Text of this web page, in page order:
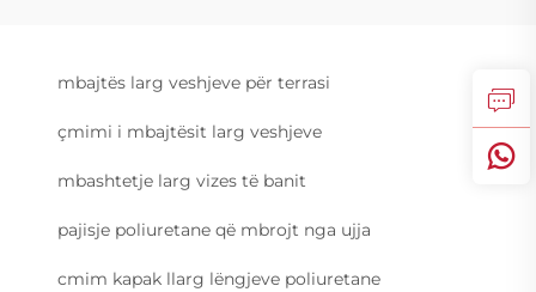
mbajtës larg veshjeve për terrasi
çmimi i mbajtësit larg veshjeve
mbashtetje larg vizes të banit
pajisje poliuretane që mbrojt nga ujja
cmim kapak llarg lëngjeve poliuretane